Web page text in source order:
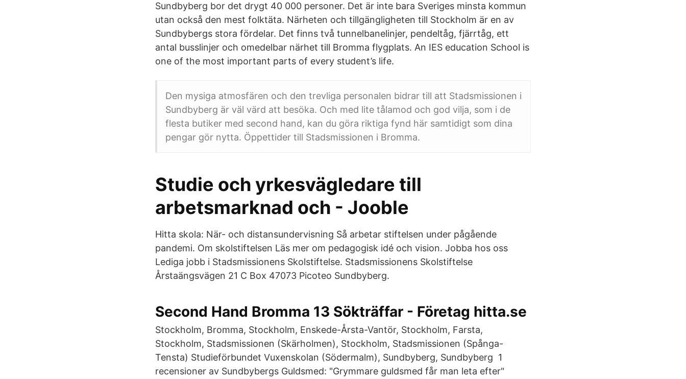
Sundbyberg bor det drygt 40 000 personer. Det är inte bara Sveriges minsta kommun
utan också den mest folktäta. Närheten och tillgängligheten till Stockholm är en av
Sundbybergs stora fördelar. Det finns två tunnelbanelinjer, pendeltåg, fjärrtåg, ett
antal busslinjer och omedelbar närhet till Bromma flygplats. An IES education School is
one of the most important parts of every student’s life.
Den mysiga atmosfären och den trevliga personalen bidrar till att Stadsmissionen i
Sundbyberg är väl värd att besöka. Och med lite tålamod och god vilja, som i de
flesta butiker med second hand, kan du göra riktiga fynd här samtidigt som dina
pengar gör nytta. Öppettider till Stadsmissionen i Bromma.
Studie och yrkesvägledare till
arbetsmarknad och - Jooble
Hitta skola: När- och distansundervisning Så arbetar stiftelsen under pågående
pandemi. Om skolstiftelsen Läs mer om pedagogisk idé och vision. Jobba hos oss
Lediga jobb i Stadsmissionens Skolstiftelse. Stadsmissionens Skolstiftelse
Årstaängsvägen 21 C Box 47073 Picoteo Sundbyberg.
Second Hand Bromma 13 Sökträffar - Företag hitta.se
Stockholm, Bromma, Stockholm, Enskede-Årsta-Vantör, Stockholm, Farsta,
Stockholm, Stadsmissionen (Skärholmen), Stockholm, Stadsmissionen (Spånga-
Tensta) Studieförbundet Vuxenskolan (Södermalm), Sundbyberg, Sundbyberg 1
recensioner av Sundbybergs Guldsmed: "Grymmare guldsmed får man leta efter"